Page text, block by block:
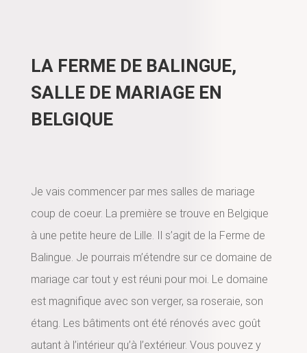
LA FERME DE BALINGUE,
SALLE DE MARIAGE EN
BELGIQUE
Je vais commencer par mes salles de mariage
coup de coeur. La première se trouve en Belgique
à une petite heure de Lille. Il s’agit de la Ferme de
Balingue. Je pourrais m’étendre sur ce domaine de
mariage car tout y est réuni pour moi. Le domaine
est magnifique avec son verger, sa roseraie, son
étang. Les bâtiments ont été rénovés avec goût
autant à l’intérieur qu’à l’extérieur. Vous pouvez y